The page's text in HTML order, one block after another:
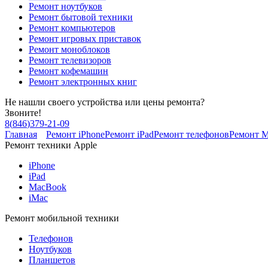
Ремонт ноутбуков
Ремонт бытовой техники
Ремонт компьютеров
Ремонт игровых приставок
Ремонт моноблоков
Ремонт телевизоров
Ремонт кофемашин
Ремонт электронных книг
Не нашли своего устройства или цены ремонта?
Звоните!
8(846)379-21-09
Главная
Ремонт iPhoneРемонт iPadРемонт телефоновРемонт
Ремонт техники Apple
iPhone
iPad
MacBook
iMac
Ремонт мобильной техники
Телефонов
Ноутбуков
Планшетов